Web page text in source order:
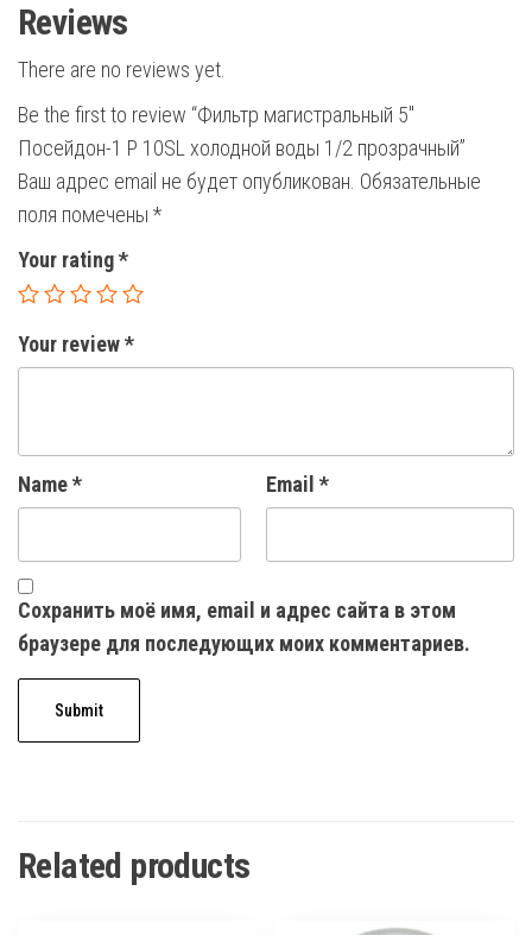
quantity
Reviews
There are no reviews yet.
Be the first to review “Фильтр магистральный 5″
Посейдон-1 Р 10SL холодной воды 1/2 прозрачный”
Ваш адрес email не будет опубликован. Обязательные
поля помечены *
Your rating*
Your review*
Name* Email *
Сохранить моё имя, email и адрес сайта в этом
браузере для последующих моих комментариев.
Related products